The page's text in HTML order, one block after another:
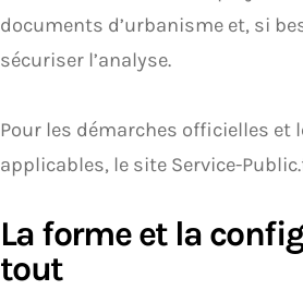
documents d’urbanisme et, si
sécuriser l’analyse.
Pour les démarches officielles
applicables, le site Service-
La forme et la
tout